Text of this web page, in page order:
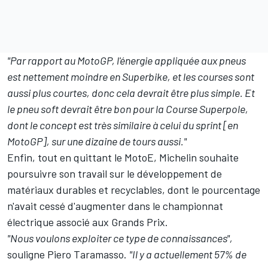
"Par rapport au MotoGP, l'énergie appliquée aux pneus
est nettement moindre en Superbike, et les courses sont
aussi plus courtes, donc cela devrait être plus simple. Et
le pneu soft devrait être bon pour la Course Superpole,
dont le concept est très similaire à celui du sprint [en
MotoGP], sur une dizaine de tours aussi."
Enfin, tout en quittant le MotoE, Michelin souhaite
poursuivre son travail sur le développement de
matériaux durables et recyclables, dont le pourcentage
n'avait cessé d'augmenter dans le championnat
électrique associé aux Grands Prix.
"Nous voulons exploiter ce type de connaissances",
souligne Piero Taramasso. "Il y a actuellement 57% de